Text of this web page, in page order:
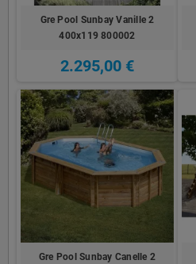
Gre Pool Sunbay Vanille 2
400x119 800002
2.295,00 €
Gre Pool Sunbay Canelle 2